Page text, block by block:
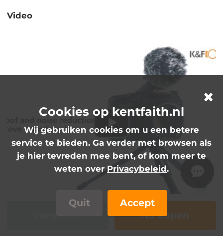
Video
K&F Camera Video Microphone Kit for YouTube,
Nu kopen
Cookies op kentfaith.nl
Wij gebruiken cookies om u een betere
service te bieden. Ga verder met browsen als
je hier tevreden mee bent, of kom meer te
weten over Privacybeleid.
Quit Accept